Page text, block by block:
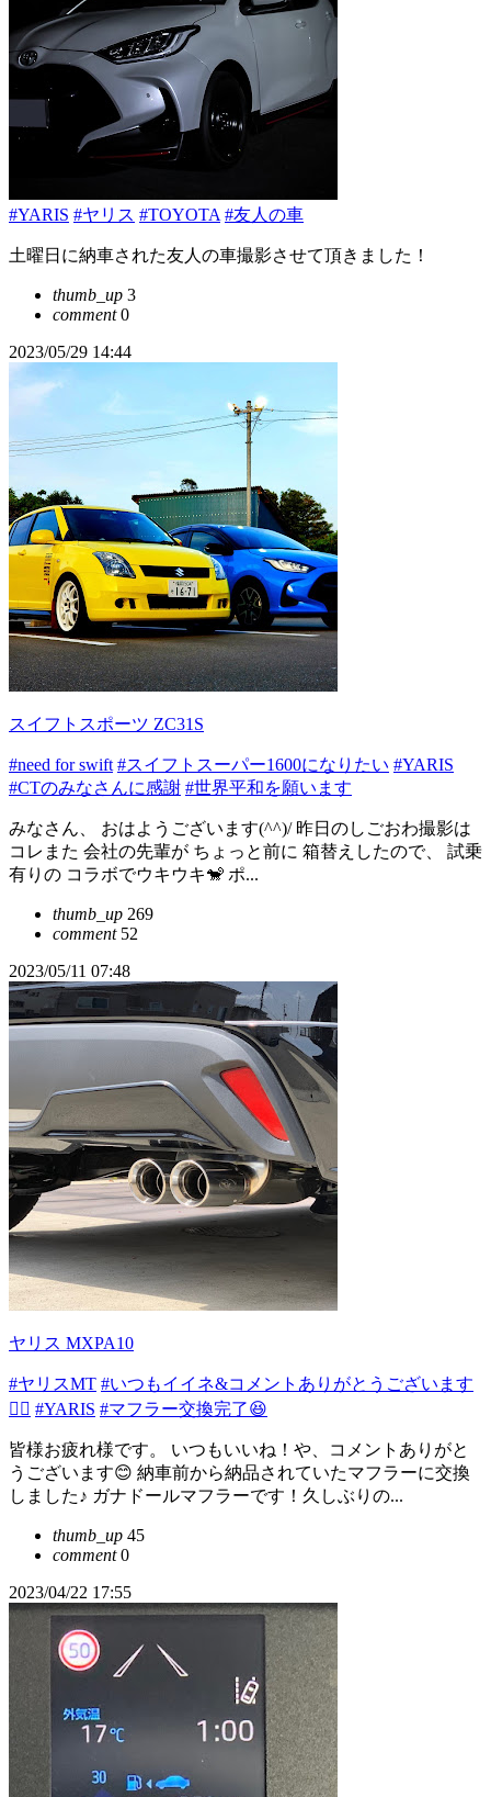
#YARIS #ヤリス #TOYOTA #友人の車
土曜日に納車された友人の車撮影させて頂きました！
thumb_up 3
comment0
2023/05/29 14:44
スイフトスポーツ ZC31S
#need for swift #スイフトスーパー1600になりたい #YARIS
#CTのみなさんに感謝 #世界平和を願います
みなさん、 おはようございます(^^)/ 昨日のしごおわ撮影は
コレまた 会社の先輩が ちょっと前に 箱替えしたので、 試乗
有りの コラボでウキウキ🐒 ポ...
thumb_up 269
comment52
2023/05/11 07:48
ヤリス MXPA10
#ヤリスMT #いつもイイネ&コメントありがとうございます
🙇‍♂️ #YARIS #マフラー交換完了😆
皆様お疲れ様です。 いつもいいね！や、コメントありがと
うございます😊 納車前から納品されていたマフラーに交換
しました♪ ガナドールマフラーです！久しぶりの...
thumb_up 45
comment0
2023/04/22 17:55